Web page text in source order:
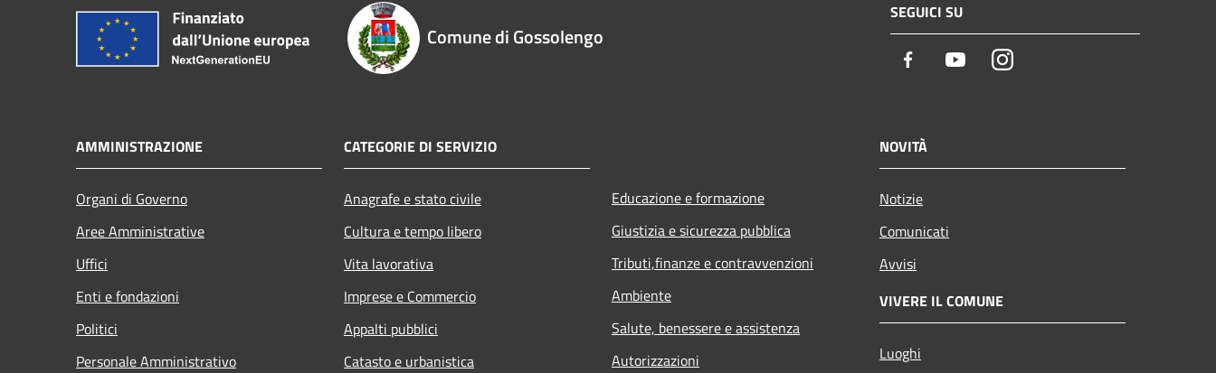
Comune di Gossolengo
SEGUICI SU
Facebook YoutubeInstagram
AMMINISTRAZIONE
Organi di Governo
Aree Amministrative
Uffici
Enti e fondazioni
Politici
Personale Amministrativo
CATEGORIE DI SERVIZIO
Anagrafe e stato civile
Cultura e tempo libero
Vita lavorativa
Imprese e Commercio
Appalti pubblici
Catasto e urbanistica
Educazione e formazione
Giustizia e sicurezza pubblica
Tributi,finanze e contravvenzioni
Ambiente
Salute, benessere e assistenza
Autorizzazioni
NOVITÀ
Notizie
Comunicati
Avvisi
VIVERE IL COMUNE
Luoghi